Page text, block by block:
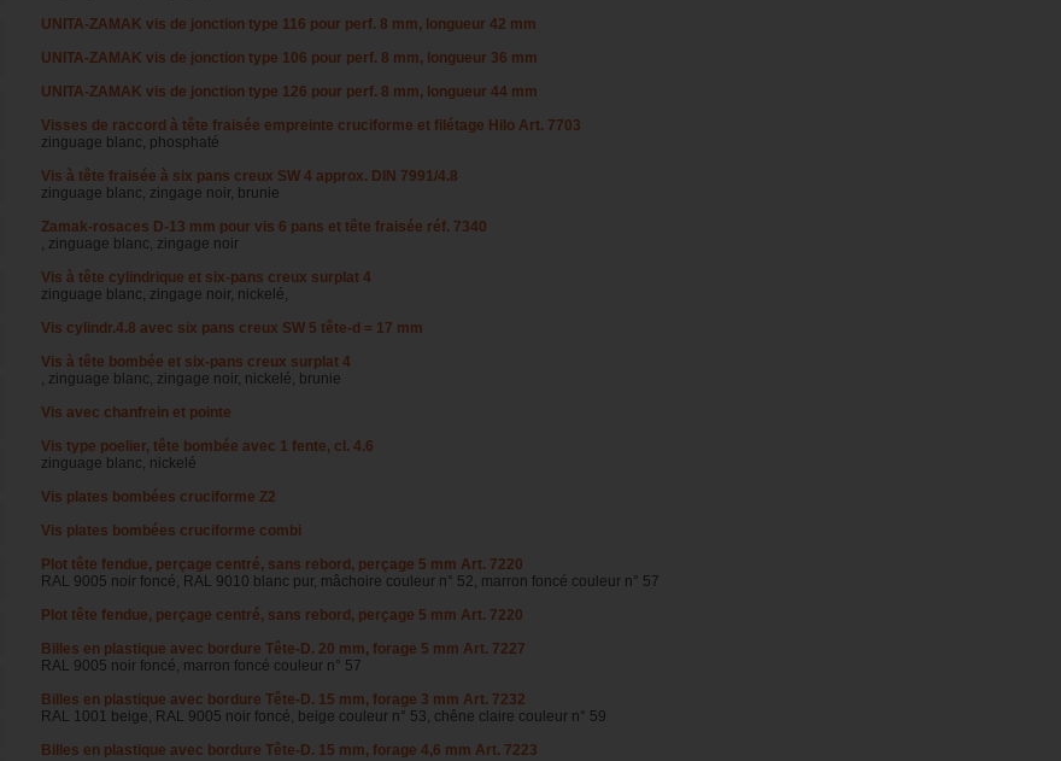
UNITA-ZAMAK vis de jonction type 116 pour perf. 8 mm, longueur 42 mm
UNITA-ZAMAK vis de jonction type 106 pour perf. 8 mm, longueur 36 mm
UNITA-ZAMAK vis de jonction type 126 pour perf. 8 mm, longueur 44 mm
Visses de raccord à tête fraisée empreinte cruciforme et filétage Hilo Art. 7703
zinguage blanc, phosphaté
Vis à tête fraisée à six pans creux SW 4 approx. DIN 7991/4.8
zinguage blanc, zingage noir, brunie
Zamak-rosaces D-13 mm pour vis 6 pans et tête fraisée réf. 7340
, zinguage blanc, zingage noir
Vis à tête cylindrique et six-pans creux surplat 4
zinguage blanc, zingage noir, nickelé,
Vis cylindr.4.8 avec six pans creux SW 5 tête-d = 17 mm
Vis à tête bombée et six-pans creux surplat 4
, zinguage blanc, zingage noir, nickelé, brunie
Vis avec chanfrein et pointe
Vis type poelier, tête bombée avec 1 fente, cl. 4.6
zinguage blanc, nickelé
Vis plates bombées cruciforme Z2
Vis plates bombées cruciforme combi
Plot tête fendue, perçage centré, sans rebord, perçage 5 mm Art. 7220
RAL 9005 noir foncé, RAL 9010 blanc pur, mâchoire couleur n° 52, marron foncé couleur n° 57
Plot tête fendue, perçage centré, sans rebord, perçage 5 mm Art. 7220
Billes en plastique avec bordure Tête-D. 20 mm, forage 5 mm Art. 7227
RAL 9005 noir foncé, marron foncé couleur n° 57
Billes en plastique avec bordure Tête-D. 15 mm, forage 3 mm Art. 7232
RAL 1001 beige, RAL 9005 noir foncé, beige couleur n° 53, chêne claire couleur n° 59
Billes en plastique avec bordure Tête-D. 15 mm, forage 4,6 mm Art. 7223